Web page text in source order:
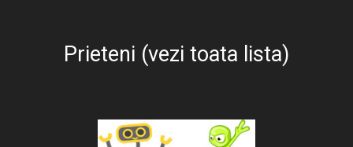
Prieteni (vezi toata lista)